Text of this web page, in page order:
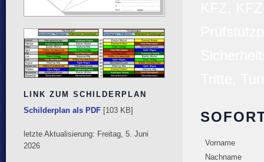
Vorname
Nachname
LINK ZUM SCHILDERPLAN
Schilderplan als PDF [103 KB]
letzte Aktualisierung: Freitag, 5. Juni
2026